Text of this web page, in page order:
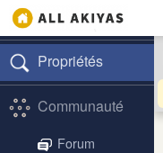
Propriétés
Communauté
Forum